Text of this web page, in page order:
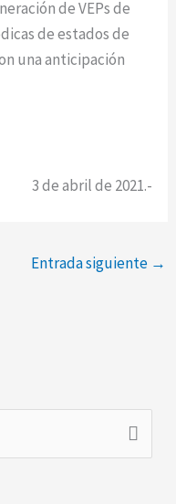
de VEPs de
de estados de
una anticipación
3 de abril de 2021.-
Entrada siguiente →